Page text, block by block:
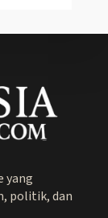
yang
politik, dan